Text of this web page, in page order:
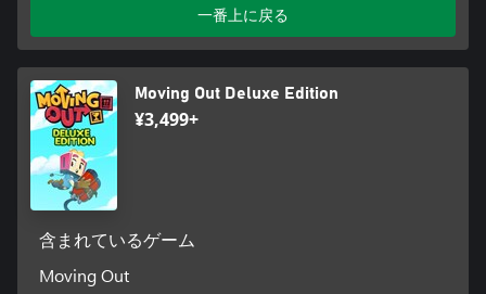
一番上に戻る
Moving Out Deluxe Edition
¥3,499+
含まれているゲーム
Moving Out